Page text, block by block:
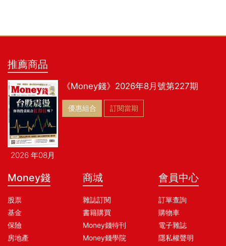
推薦商品
2026 年08月
《Money錢》2026年8月號第227期
優惠組合 訂閱當期
Money錢
股票
基金
保險
房地產
商城
雜誌訂閱
書籍購買
Money錢特刊
Money錢學院
會員中心
訂單查詢
購物車
電子雜誌
隱私權聲明